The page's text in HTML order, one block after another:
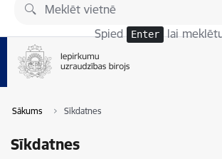
Pāriet uz lapas saturu
Spied Enter lai
Sākums Sīkdatnes
Sīkdatnes